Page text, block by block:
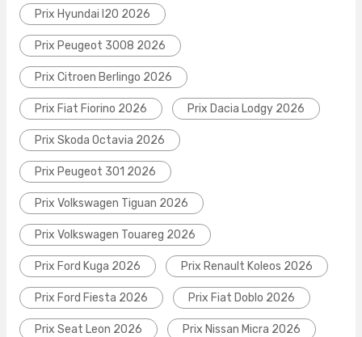
Prix Hyundai I20 2026
Prix Peugeot 3008 2026
Prix Citroen Berlingo 2026
Prix Fiat Fiorino 2026 Prix Dacia Lodgy 2026
Prix Skoda Octavia 2026
Prix Peugeot 301 2026
Prix Volkswagen Tiguan 2026
Prix Volkswagen Touareg 2026
Prix Ford Kuga 2026 Prix Renault Koleos 2026
Prix Ford Fiesta 2026 Prix Fiat Doblo 2026
Prix Seat Leon 2026 Prix Nissan Micra 2026